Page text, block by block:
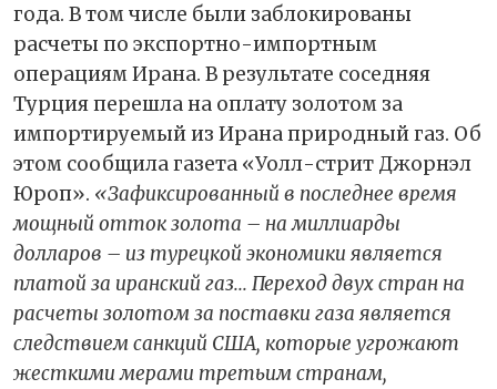
года. В том числе были заблокированы
расчеты по экспортно-импортным
операциям Ирана. В результате соседняя
Турция перешла на оплату золотом за
импортируемый из Ирана природный газ. Об
этом сообщила газета «Уолл-стрит Джорнэл
Юроп». «Зафиксированный в последнее время
мощный отток золота – на миллиарды
долларов – из турецкой экономики является
платой за иранский газ... Переход двух стран на
расчеты золотом за поставки газа является
следствием санкций США, которые угрожают
жесткими мерами третьим странам,